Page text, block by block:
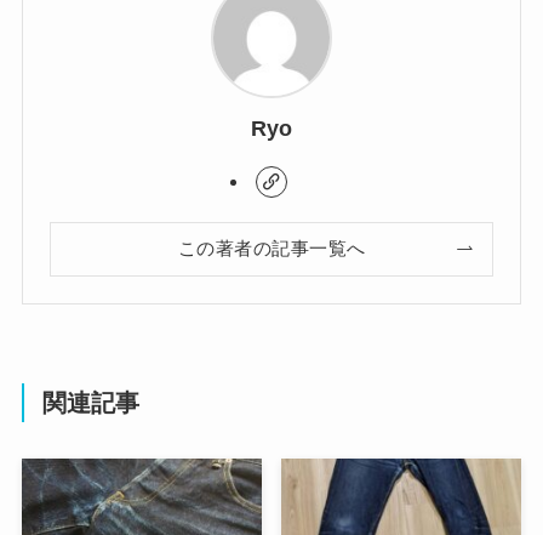
Ryo
この著者の記事一覧へ
関連記事